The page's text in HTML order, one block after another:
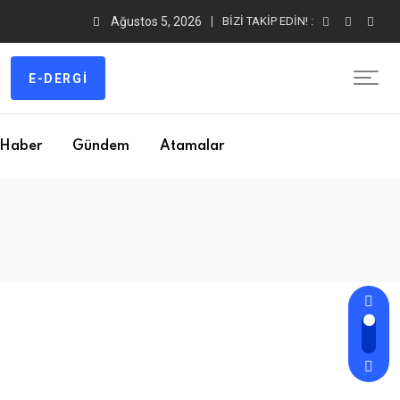
Ağustos 5, 2026 BIZI TAKIP EDIN! :
E-DERGI
Haber Gündem Atamalar